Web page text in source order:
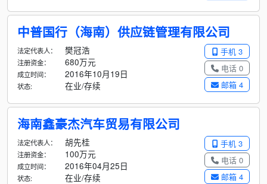
中普国行（海南）供应链管理有限公司
手机 3
电话 0
邮箱 4
法定代表人： 樊冠浩
注册资金： 680万元
成立时间： 2016年10月19日
状态: 在业/存续
海南鑫豪杰汽车贸易有限公司
手机 3
电话 0
邮箱 4
法定代表人： 胡先桂
注册资金： 100万元
成立时间： 2016年04月25日
状态: 在业/存续